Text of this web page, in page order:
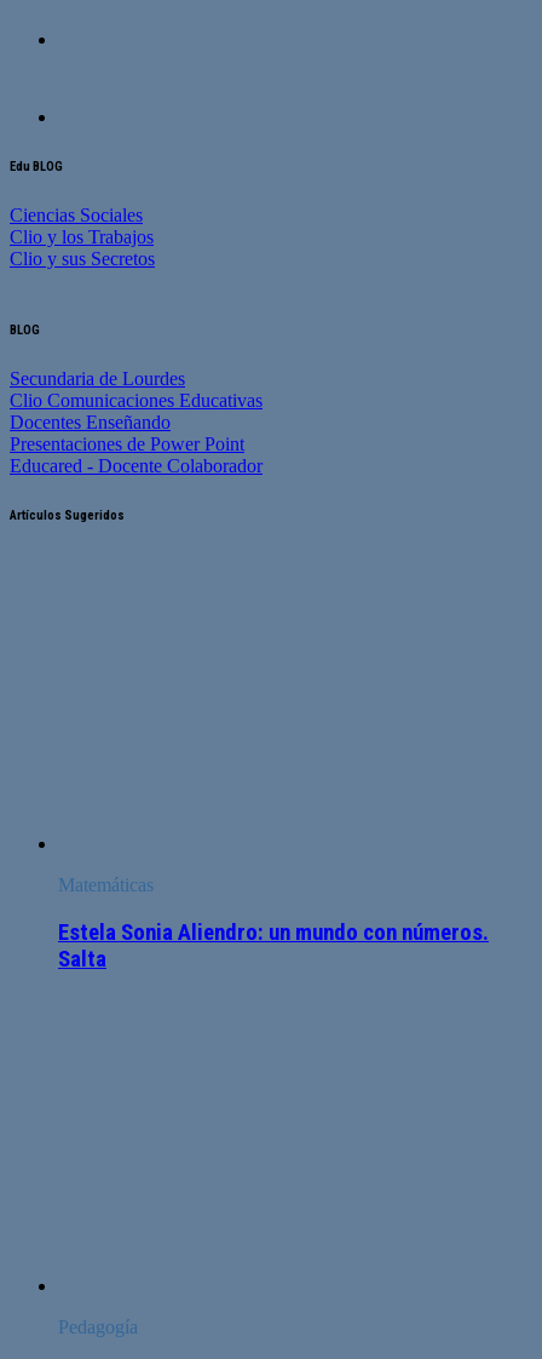
Edu BLOG
Ciencias Sociales
Clio y los Trabajos
Clio y sus Secretos
BLOG
Secundaria de Lourdes
Clio Comunicaciones Educativas
Docentes Enseñando
Presentaciones de Power Point
Educared - Docente Colaborador
Artículos Sugeridos
Matemáticas
Estela Sonia Aliendro: un mundo con números.
Salta
Pedagogía